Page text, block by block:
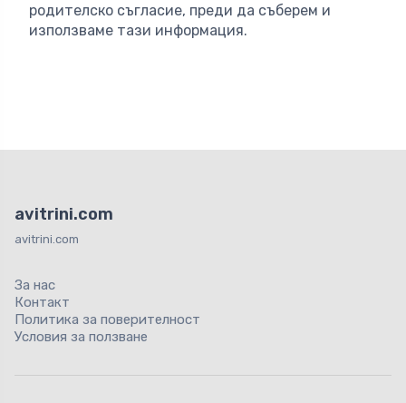
родителско съгласие, преди да съберем и
използваме тази информация.
avitrini.com
avitrini.com
За нас
Контакт
Политика за поверителност
Условия за ползване